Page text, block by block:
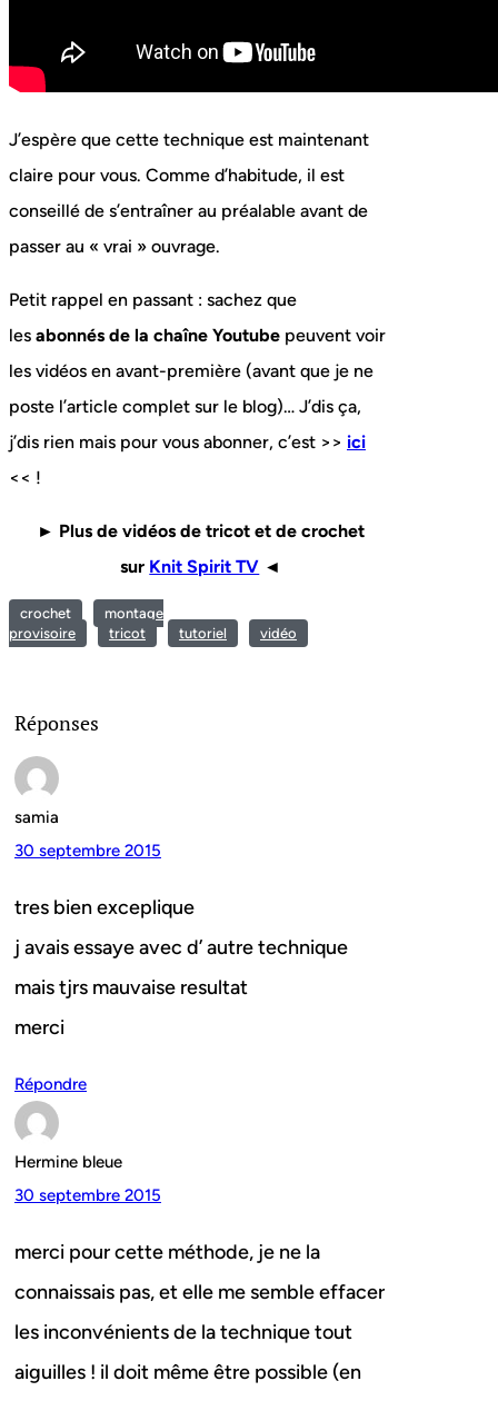
J’espère que cette technique est maintenant
claire pour vous. Comme d’habitude, il est
conseillé de s’entraîner au préalable avant de
passer au « vrai » ouvrage.
Petit rappel en passant : sachez que
les abonnés de la chaîne Youtube peuvent voir
les vidéos en avant-première (avant que je ne
poste l’article complet sur le blog)… J’dis ça,
j’dis rien mais pour vous abonner, c’est >> ici
<< !
► Plus de vidéos de tricot et de crochet
sur Knit Spirit TV ◄
crochet
montage
provisoire
tricot tutoriel vidéo
Réponses
samia
30 septembre 2015
tres bien exceplique
j avais essaye avec d’ autre technique
mais tjrs mauvaise resultat
merci
Répondre
Hermine bleue
30 septembre 2015
merci pour cette méthode, je ne la
connaissais pas, et elle me semble effacer
les inconvénients de la technique tout
aiguilles ! il doit même être possible (en